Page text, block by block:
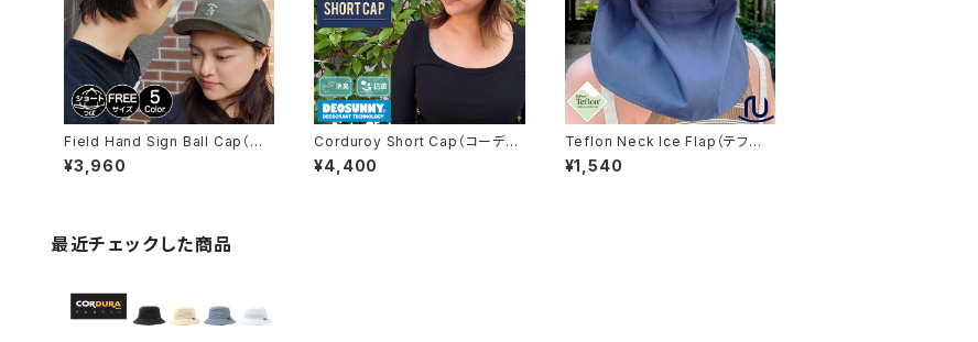
Field Hand Sign Ball Cap（フィ
ールドハンドサインボールキャッ
プ）【bch-s90461】
¥3,960
Corduroy Short Cap（コーデュ
ロイショートキャップ）【bch-u117
00】
¥4,400
Teflon Neck Ice Flap（テフロ
ンネックアイスフラップ）首カバー
※WEB限定商品【hb-3370rk】
¥1,540
最近チェックした商品